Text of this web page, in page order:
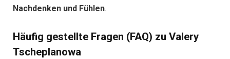
Nachdenken und Fühlen.
Häufig gestellte Fragen (FAQ) zu Valery
Tscheplanowa